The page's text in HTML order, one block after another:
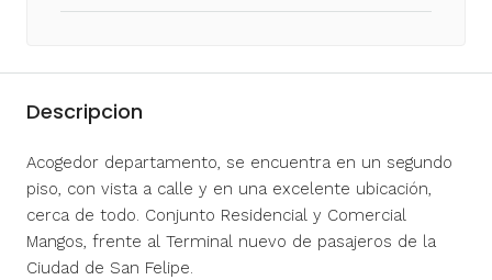
Descripcion
Acogedor departamento, se encuentra en un segundo
piso, con vista a calle y en una excelente ubicación,
cerca de todo. Conjunto Residencial y Comercial
Mangos, frente al Terminal nuevo de pasajeros de la
Ciudad de San Felipe.